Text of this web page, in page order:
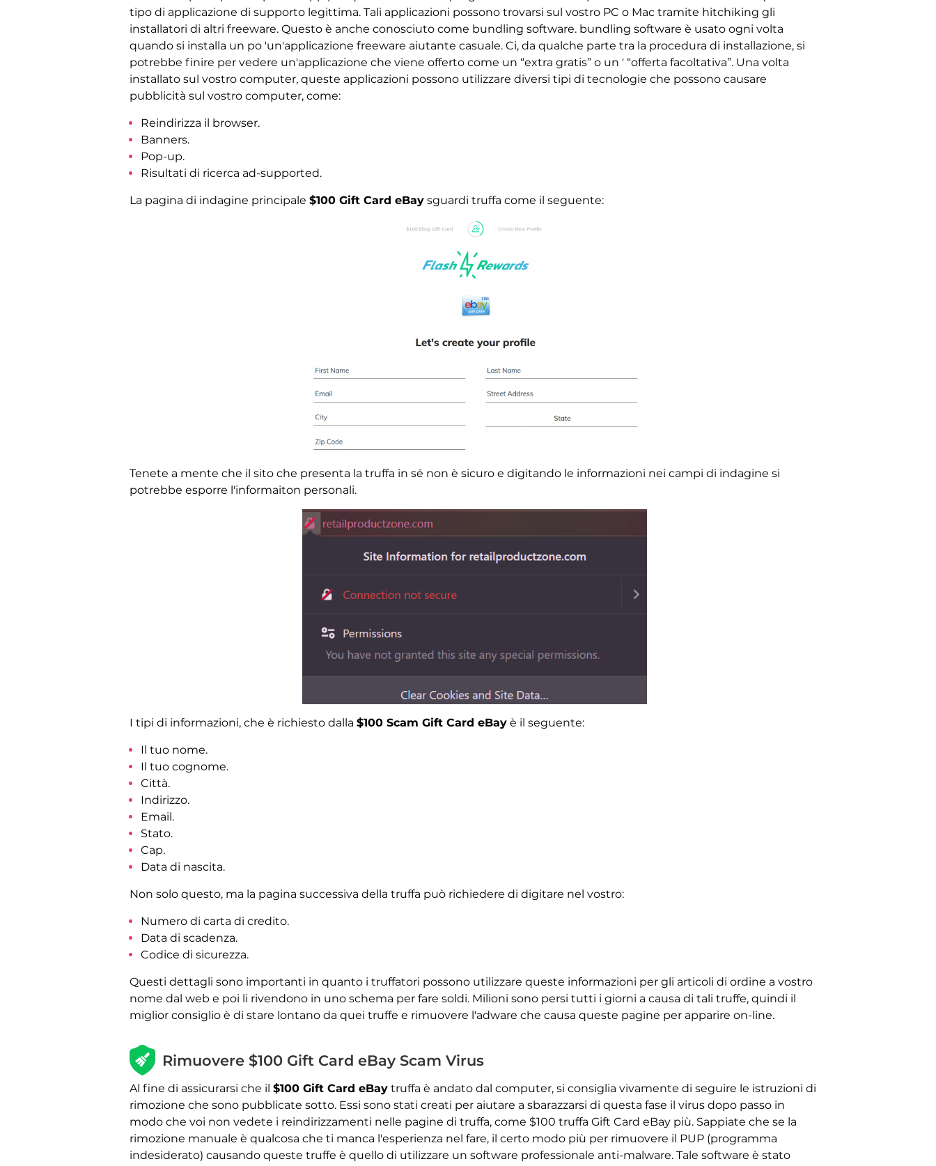
tipo di applicazione di supporto legittima. Tali applicazioni possono trovarsi sul vostro PC o Mac tramite hitchiking gli
installatori di altri freeware. Questo è anche conosciuto come bundling software. bundling software è usato ogni volta
quando si installa un po 'un'applicazione freeware aiutante casuale. Ci, da qualche parte tra la procedura di installazione, si
potrebbe finire per vedere un'applicazione che viene offerto come un “extra gratis” o un ' “offerta facoltativa”. Una volta
installato sul vostro computer, queste applicazioni possono utilizzare diversi tipi di tecnologie che possono causare
pubblicità sul vostro computer, come:
Reindirizza il browser.
Banners.
Pop-up.
Risultati di ricerca ad-supported.
La pagina di indagine principale $100 Gift Card eBay sguardi truffa come il seguente:
Tenete a mente che il sito che presenta la truffa in sé non è sicuro e digitando le informazioni nei campi di indagine si
potrebbe esporre l'informaiton personali.
I tipi di informazioni, che è richiesto dalla $100 Scam Gift Card eBay è il seguente:
Il tuo nome.
Il tuo cognome.
Città.
Indirizzo.
Email.
Stato.
Cap.
Data di nascita.
Non solo questo, ma la pagina successiva della truffa può richiedere di digitare nel vostro:
Numero di carta di credito.
Data di scadenza.
Codice di sicurezza.
Questi dettagli sono importanti in quanto i truffatori possono utilizzare queste informazioni per gli articoli di ordine a vostro
nome dal web e poi li rivendono in uno schema per fare soldi. Milioni sono persi tutti i giorni a causa di tali truffe, quindi il
miglior consiglio è di stare lontano da quei truffe e rimuovere l'adware che causa queste pagine per apparire on-line.
Rimuovere $100 Gift Card eBay Scam Virus
Al fine di assicurarsi che il $100 Gift Card eBay truffa è andato dal computer, si consiglia vivamente di seguire le istruzioni di
rimozione che sono pubblicate sotto. Essi sono stati creati per aiutare a sbarazzarsi di questa fase il virus dopo passo in
modo che voi non vedete i reindirizzamenti nelle pagine di truffa, come $100 truffa Gift Card eBay più. Sappiate che se la
rimozione manuale è qualcosa che ti manca l'esperienza nel fare, il certo modo più per rimuovere il PUP (programma
indesiderato) causando queste truffe è quello di utilizzare un software professionale anti-malware. Tale software è stato
Scarica
Strumento di rimozione